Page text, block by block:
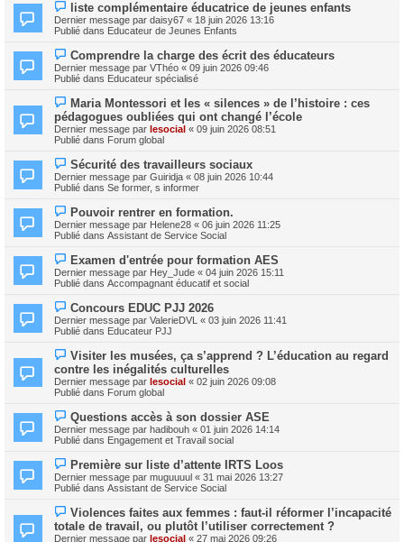
g
e
m
e
s
s
a
g
e
N
o
u
v
a
u
m
s
s
a
g
e
liste complémentaire éducatrice de jeunes enfants
Dernier message par daisy67 « 18 juin 2026 13:16
Publié dans Educateur de Jeunes Enfants
N
o
u
v
a
u
m
e
s
a
g
e
Comprendre la charge des écrit des éducateurs
Dernier message par VThéo « 09 juin 2026 09:46
Publié dans Educateur spécialisé
N
o
u
v
e
u
m
e
s
a
g
e
Maria Montessori et les « silences » de l’histoire : ces
pédagogues oubliées qui ont changé l’école
Dernier message par lesocial « 09 juin 2026 08:51
Publié dans Forum global
N
o
u
v
a
u
m
s
s
a
e
Sécurité des travailleurs sociaux
Dernier message par Guiridja « 08 juin 2026 10:44
Publié dans Se former, s informer
N
o
u
v
a
u
m
s
s
a
e
Pouvoir rentrer en formation.
Dernier message par Helene28 « 06 juin 2026 11:25
Publié dans Assistant de Service Social
N
o
u
v
a
u
m
s
s
a
g
e
Examen d'entrée pour formation AES
Dernier message par Hey_Jude « 04 juin 2026 15:11
Publié dans Accompagnant éducatif et social
N
o
u
v
a
u
m
e
s
a
g
e
Concours EDUC PJJ 2026
Dernier message par ValerieDVL « 03 juin 2026 11:41
Publié dans Educateur PJJ
N
u
v
e
u
m
e
s
a
g
e
Visiter les musées, ça s’apprend ? L’éducation au regard
contre les inégalités culturelles
Dernier message par lesocial « 02 juin 2026 09:08
Publié dans Forum global
N
o
u
v
a
u
m
s
s
a
Questions accès à son dossier ASE
Dernier message par hadibouh « 01 juin 2026 14:14
Publié dans Engagement et Travail social
N
o
u
v
a
u
m
Première sur liste d’attente IRTS Loos
Dernier message par muguuuul « 31 mai 2026 13:27
Publié dans Assistant de Service Social
N
o
u
Violences faites aux femmes : faut‑il réformer l’incapacité
totale de travail, ou plutôt l’utiliser correctement ?
Dernier message par lesocial « 27 mai 2026 09:26